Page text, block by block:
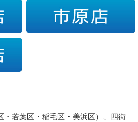
若葉区・稲毛区・美浜区）、四街